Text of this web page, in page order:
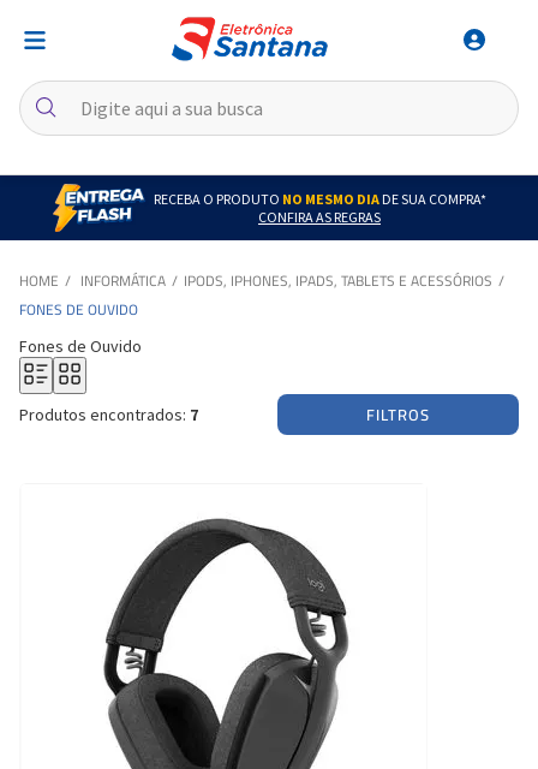
RECEBA O PRODUTO NO MESMO DIADE SUA COMPRA*
CONFIRA AS REGRAS
INFORMÁTICA
IPODS, IPHONES, IPADS, TABLETS E ACESSÓRIOS
FONES DE OUVIDO
Fones de Ouvido
Produtos encontrados: 7 FILTROS